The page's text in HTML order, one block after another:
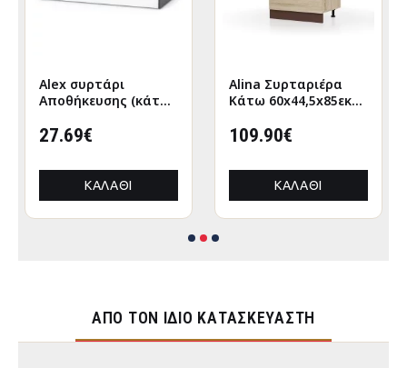
Alex συρτάρι
Αποθήκευσης (κάτω
120x63εκ Λευκό-
27.69€
ΚΑΛΆΘΙ
Alina Συρταριέρα
Κάτω 60x44,5x85εκ
109.90€
ΚΑΛΆΘΙ
ΑΠΌ ΤΟΝ ΊΔΙΟ ΚΑΤΑΣΚΕΥΑΣΤΉ